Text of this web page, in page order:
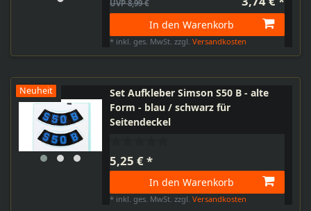
UVP 8,99 €
In den Warenkorb
* inkl. ges. MwSt. zzgl.Versandkosten
Neuheit
Set Aufkleber Simson S50 B - alte
Form - blau / schwarz für
Seitendeckel
5,25 € *
In den Warenkorb
* inkl. ges. MwSt. zzgl.Versandkosten